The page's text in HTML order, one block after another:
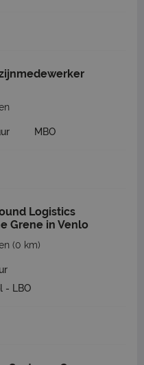
MBO
Logistics
Grene in Venlo
(0 km)
- LBO